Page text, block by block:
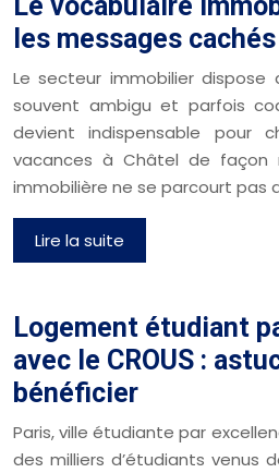
les messages
Le secteur immobilier dispose
souvent ambigu et parfois
devient indispensable pour
vacances à Châtel de façon
immobilière ne se parcourt pas
Lire la suite
Logement étudiant
avec le CROUS :
bénéficier
Paris, ville étudiante par
des milliers d’étudiants venus